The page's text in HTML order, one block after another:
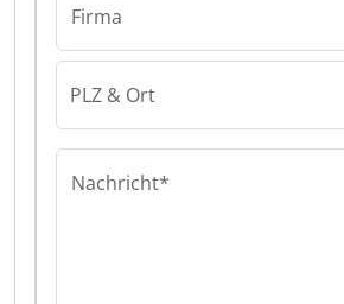
Firma
PLZ & Ort
Nachricht*